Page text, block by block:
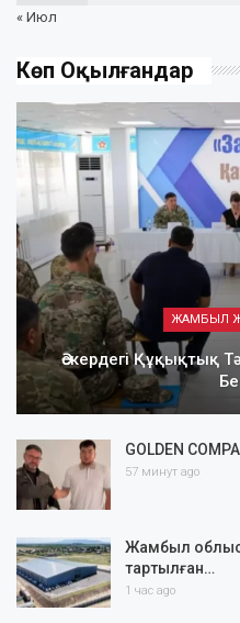
« Июл
Көп Оқылғандар
Әскердегі Құқықтық
GOLDEN
57 минут ago
Жамбыл
тартылған…
1 час ago